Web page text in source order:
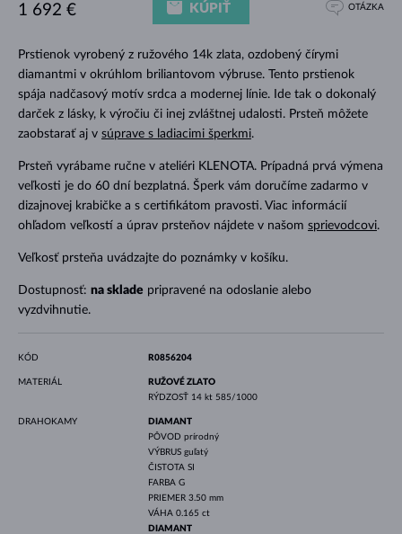
Prstienok vyrobený z ružového 14k zlata, ozdobený čírymi
diamantmi v okrúhlom briliantovom výbruse. Tento prstienok
spája nadčasový motív srdca a modernej línie. Ide tak o dokonalý
darček z lásky, k výročiu či inej zvláštnej udalosti. Prsteň môžete
zaobstarať aj v súprave s ladiacimi šperkmi.
Prsteň vyrábame ručne v ateliéri KLENOTA. Prípadná prvá výmena
veľkosti je do 60 dní bezplatná. Šperk vám doručíme zadarmo v
dizajnovej krabičke a s certifikátom pravosti. Viac informácií
ohľadom veľkostí a úprav prsteňov nájdete v našom sprievodcovi.
Veľkosť prsteňa uvádzajte do poznámky v košíku.
Dostupnosť: na sklade pripravené na odoslanie alebo
vyzdvihnutie.
1 692 € KÚPIŤ OTÁZKA
KÓD R0856204
MATERIÁL
RUŽOVÉ ZLATO
RÝDZOSŤ 14 kt 585/1000
DRAHOKAMY
DIAMANT
PÔVOD prírodný
VÝBRUS guľatý
ČISTOTA SI
FARBA G
PRIEMER 3.50 mm
VÁHA 0.165 ct
DIAMANT